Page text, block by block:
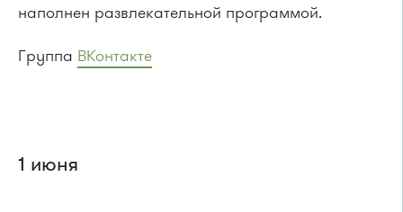
наполнен развлекательной программой.
Группа ВКонтакте
1 июня